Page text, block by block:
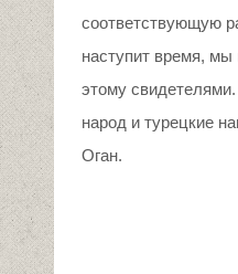
соответствующую
наступит время, мы
этому
народ и турецкие
Оган.